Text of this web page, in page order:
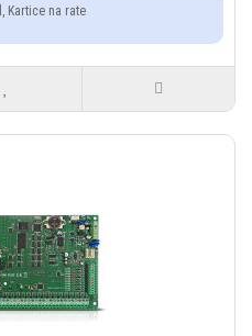
Kartice na rate